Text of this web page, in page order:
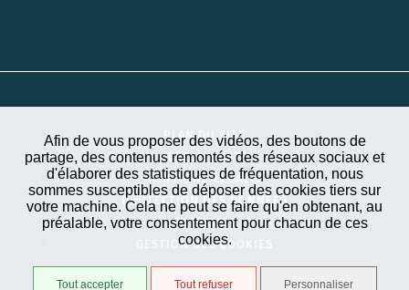
Afin de vous proposer des vidéos, des boutons de
partage, des contenus remontés des réseaux sociaux et
d'élaborer des statistiques de fréquentation, nous
sommes susceptibles de déposer des cookies tiers sur
votre machine. Cela ne peut se faire qu'en obtenant, au
préalable, votre consentement pour chacun de ces
cookies.
Tout accepter Tout refuser Personnaliser
PLAN DU SITE
ACCESSIBILITÉ
MENTIONS LÉGALES
PROTECTION DES DONNÉES
EXTRANET
GESTION DES COOKIES
STRATIS